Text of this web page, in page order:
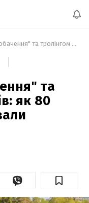
З піснями "Євробачення" та тролінгом фіналістів: як 80 тисяч фінів святкували хокейне золото
та
як 80